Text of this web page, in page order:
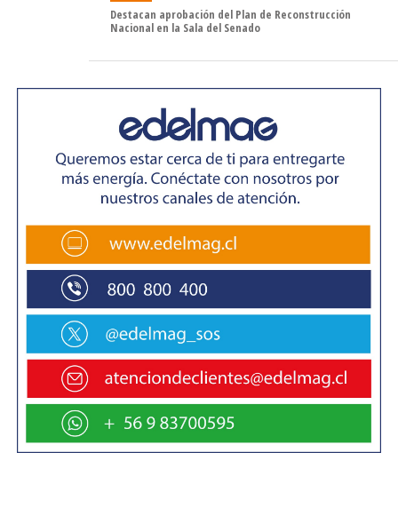
Montt, es un ferry de 6 pistas, con una eslora (largo) de
89 metros y casi 21 metros de manga (ancho), cuya
función es el traslado de pasajeros, rodados y otro tipo
de cargas especiales con sus 395 metros lineales, con
una capacidad de carga de 600 toneladas
y 343 pasajeros.
Destacan aprobación del Plan de Reconstrucción
Nacional en la Sala del Senado